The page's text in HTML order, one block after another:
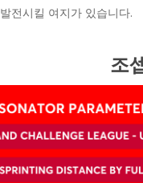
전시킬 여지가 있습니다.
조